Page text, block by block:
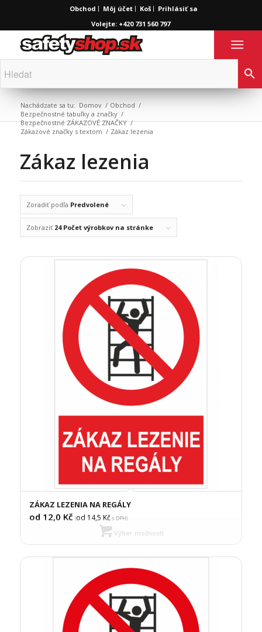
Obchod Môj účet Koš
Prihlásiť sa
Volejte: +420 731 560 797
Nachádzate sa tu: Domov / Obchod /
Bezpečnostné tabuľky a značky /
Bezpečnostné ZÁKAZOVÉ ZNAČKY /
Zákazové značky s textom / Zákaz lezenia
Zákaz lezenia
Zoradiť podľa Predvolené
Zobraziť 24 Počet výrobkov na stránke
ZÁKAZ LEZENIA NA REGÁLY
od 12,0 Kč (od 14,5 Kčs DPH)
Výber možností